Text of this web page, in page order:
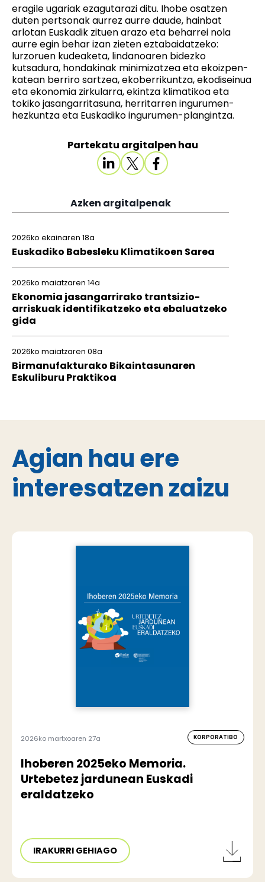
eragile ugariak ezagutarazi ditu. Ihobe osatzen
duten pertsonak aurrez aurre daude, hainbat
arlotan Euskadik zituen arazo eta beharrei nola
aurre egin behar izan zieten eztabaidatzeko:
lurzoruen kudeaketa, lindanoaren bidezko
kutsadura, hondakinak minimizatzea eta ekoizpen-
katean berriro sartzea, ekoberrikuntza, ekodiseinua
eta ekonomia zirkularra, ekintza klimatikoa eta
tokiko jasangarritasuna, herritarren ingurumen-
hezkuntza eta Euskadiko ingurumen-plangintza.
Partekatu argitalpen hau
Azken argitalpenak
2026ko ekainaren 18a
Euskadiko Babesleku Klimatikoen Sarea
2026ko maiatzaren 14a
Ekonomia jasangarrirako trantsizio-
arriskuak identifikatzeko eta ebaluatzeko
gida
2026ko maiatzaren 08a
Birmanufakturako Bikaintasunaren
Eskuliburu Praktikoa
Agian hau ere
interesatzen zaizu
2026ko martxoaren 27a KORPORATIBO
Ihoberen 2025eko Memoria.
Urtebetez jardunean Euskadi
eraldatzeko
IRAKURRI GEHIAGO